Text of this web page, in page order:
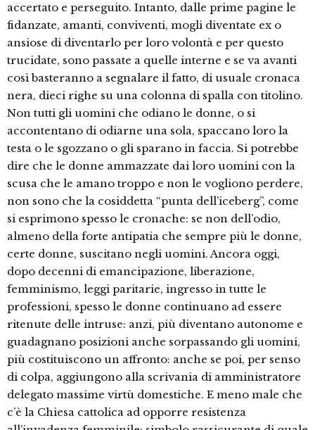
accertato e perseguito. Intanto, dalle prime pagine le
fidanzate, amanti, conviventi, mogli diventate ex o
ansiose di diventarlo per loro volontà e per questo
trucidate, sono passate a quelle interne e se va avanti
così basteranno a segnalare il fatto, di usuale cronaca
nera, dieci righe su una colonna di spalla con titolino.
Non tutti gli uomini che odiano le donne, o si
accontentano di odiarne una sola, spaccano loro la
testa o le sgozzano o gli sparano in faccia. Si potrebbe
dire che le donne ammazzate dai loro uomini con la
scusa che le amano troppo e non le vogliono perdere,
non sono che la cosiddetta “punta dell’iceberg”, come
si esprimono spesso le cronache: se non dell’odio,
almeno della forte antipatia che sempre più le donne,
certe donne, suscitano negli uomini. Ancora oggi,
dopo decenni di emancipazione, liberazione,
femminismo, leggi paritarie, ingresso in tutte le
professioni, spesso le donne continuano ad essere
ritenute delle intruse: anzi, più diventano autonome e
guadagnano posizioni anche sorpassando gli uomini,
più costituiscono un affronto: anche se poi, per senso
di colpa, aggiungono alla scrivania di amministratore
delegato massime virtù domestiche. E meno male che
c’è la Chiesa cattolica ad opporre resistenza